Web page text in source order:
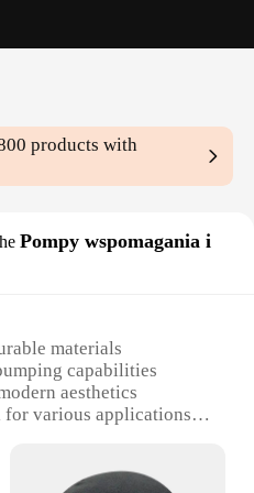
products with
Pompy wspomagania i
materials
capabilities
aesthetics
for various applications
Quantity: Designed for